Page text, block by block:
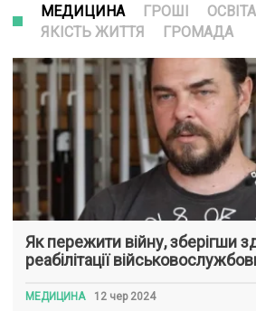
МЕДИЦИНА ГРОШІ ОСВІТА
ЯКІСТЬ ЖИТТЯ
ГРОМАДА
Як пережити війну, зберігши
реабілітації
МЕДИЦИНА 12 чер 2024